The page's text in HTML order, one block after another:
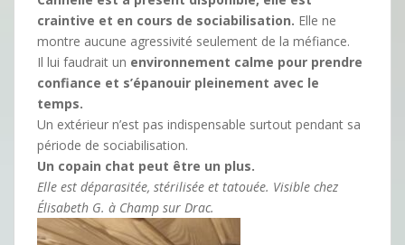
craintive et en cours de sociabilisation. Elle ne
montre aucune agressivité seulement de la méfiance.
Il lui faudrait un environnement calme pour prendre
confiance et s’épanouir pleinement avec le
temps.
Un extérieur n’est pas indispensable surtout pendant sa
période de sociabilisation.
Un copain chat peut être un plus.
Elle est déparasitée, stérilisée et tatouée. Visible chez
Élisabeth G. à Champ sur Drac.